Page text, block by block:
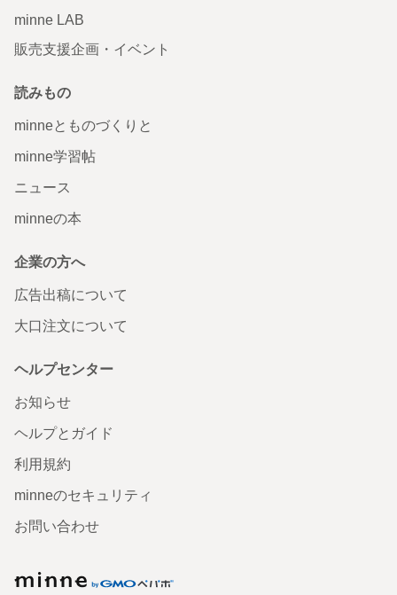
minne LAB
販売支援企画・イベント
読みもの
minneとものづくりと
minne学習帖
ニュース
minneの本
企業の方へ
広告出稿について
大口注文について
ヘルプセンター
お知らせ
ヘルプとガイド
利用規約
minneのセキュリティ
お問い合わせ